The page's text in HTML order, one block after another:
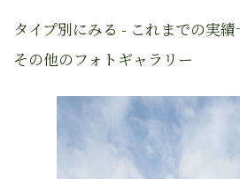
タイプ別にみる - これまでの実績
その他のフォトギャラリー